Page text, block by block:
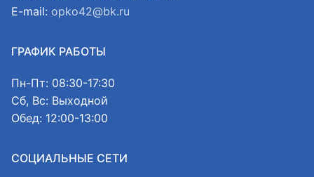
E-mail: opko42@bk.ru
ГРАФИК РАБОТЫ
Пн-Пт: 08:30-17:30
Сб, Вс: Выходной
Обед: 12:00-13:00
СОЦИАЛЬНЫЕ СЕТИ